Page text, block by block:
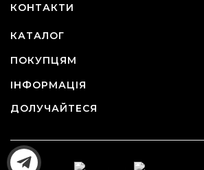
КОНТАКТИ
КАТАЛОГ
ПОКУПЦЯМ
ІНФОРМАЦІЯ
ДОЛУЧАЙТЕСЯ